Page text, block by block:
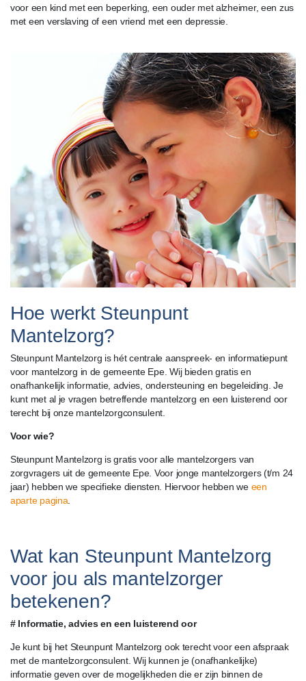
voor een kind met een beperking, een ouder met alzheimer, een zus
met een verslaving of een vriend met een depressie.
Hoe werkt Steunpunt
Mantelzorg?
Steunpunt Mantelzorg is hét centrale aanspreek- en informatiepunt
voor mantelzorg in de gemeente Epe. Wij bieden gratis en
onafhankelijk informatie, advies, ondersteuning en begeleiding. Je
kunt met al je vragen betreffende mantelzorg en een luisterend oor
terecht bij onze mantelzorgconsulent.
Voor wie?
Steunpunt Mantelzorg is gratis voor alle mantelzorgers van
zorgvragers uit de gemeente Epe. Voor jonge mantelzorgers (t/m 24
jaar) hebben we specifieke diensten. Hiervoor hebben we een
aparte pagina
Wat kan Steunpunt Mantelzorg
voor jou als mantelzorger
betekenen?
# Informatie, advies en een luisterend oor
Je kunt bij het Steunpunt Mantelzorg ook terecht voor een afspraak
met de mantelzorgconsulent. Wij kunnen je (onafhankelijke)
informatie geven over de mogelijkheden die er zijn binnen de